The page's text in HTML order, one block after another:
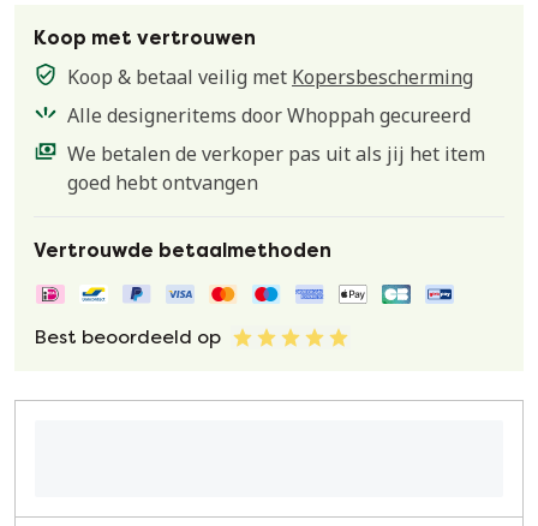
Koop met vertrouwen
Koop & betaal veilig met Kopersbescherming
Alle designeritems door Whoppah gecureerd
We betalen de verkoper pas uit als jij het item
goed hebt ontvangen
Vertrouwde betaalmethoden
Best beoordeeld op